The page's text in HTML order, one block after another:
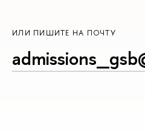
ИЛИ ПИШИТЕ НА ПОЧТУ